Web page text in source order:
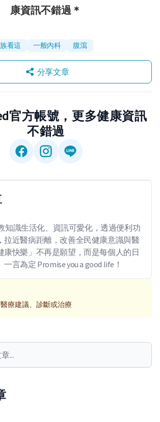
康資訊不錯過＊
看這 一般內科 腹瀉
分享文章
官方帳號，更多健康資訊
不錯過
知識生活化、資訊可愛化，透過便利功
拉近醫病距離，改善全民健康意識與醫
康快樂」不再是願望，而是每個人的日
言為定 Promise you a good life！
療建議、診斷或治療